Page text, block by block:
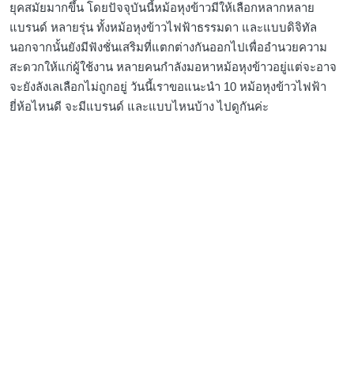
ยุคสมัยมากขึ้น โดยปัจจุบันนี้หม้อหุงข้าวมีให้เลือกหลากหลาย
แบรนด์ หลายรุ่น ทั้งหม้อหุงข้าวไฟฟ้าธรรมดา และแบบดิจิทัล
นอกจากนั้นยังมีฟังชั่นเสริมที่แตกต่างกันออกไปเพื่ออำนวยความ
สะดวกให้แก่ผู้ใช้งาน หลายคนกำลังมอหาหม้อหุงข้าวอยู่แต่จะอาจ
จะยังลังเลเลือกไม่ถูกอยู่ วันนี้เราขอแนะนำ 10 หม้อหุงข้าวไฟฟ้า
ยี่ห้อไหนดี จะมีแบรนด์ และแบบไหนบ้าง ไปดูกันค่ะ